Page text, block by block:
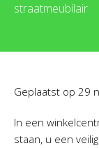
straatmeubilair
Geplaatst op 29
In een
staan, u een